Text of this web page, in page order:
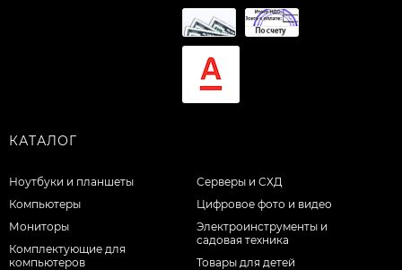
КАТАЛОГ
Ноутбуки и планшеты
Компьютеры
Мониторы
Комплектующие для
компьютеров
Серверы и СХД
Цифровое фото и видео
Электроинструменты и
садовая техника
Товары для детей